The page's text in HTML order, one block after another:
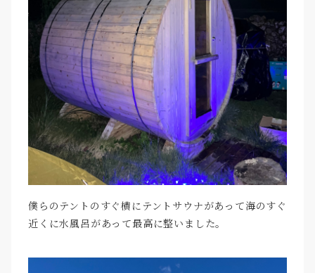
僕らのテントのすぐ横にテントサウナがあって海のすぐ
近くに水風呂があって最高に整いました。